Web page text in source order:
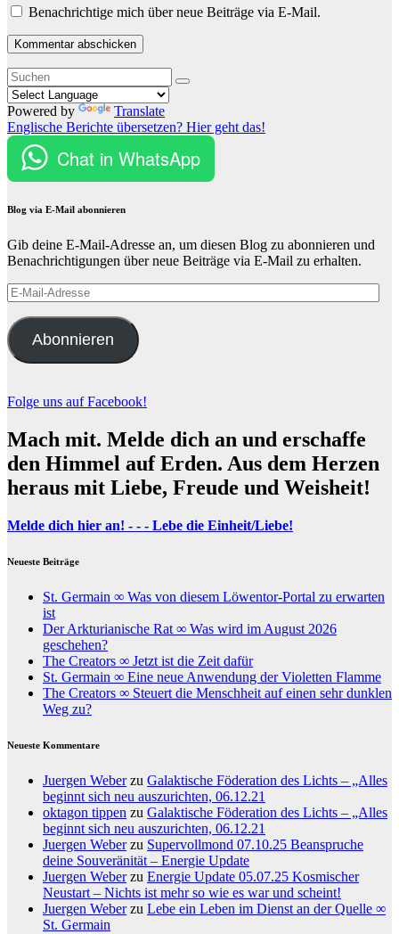
Benachrichtige mich über neue Beiträge via E-Mail.
Powered by
Translate
Englische Berichte übersetzen? Hier geht das!
Chat in WhatsApp
Blog via E-Mail abonnieren
Gib deine E-Mail-Adresse an, um diesen Blog zu abonnieren und
Benachrichtigungen über neue Beiträge via E-Mail zu erhalten.
E-
Mail-
Adresse
Abonnieren
Folge uns auf Facebook!
Mach mit. Melde dich an und erschaffe
den Himmel auf Erden. Aus dem Herzen
heraus mit Liebe, Freude und Weisheit!
Melde dich hier an! - - - Lebe die Einheit/Liebe!
Neueste Beiträge
St. Germain ∞ Was von diesem Löwentor-Portal zu erwarten
ist
Der Arkturianische Rat ∞ Was wird im August 2026
geschehen?
The Creators ∞ Jetzt ist die Zeit dafür
St. Germain ∞ Eine neue Anwendung der Violetten Flamme
The Creators ∞ Steuert die Menschheit auf einen sehr dunklen
Weg zu?
Neueste Kommentare
Juergen Weberzu Galaktische Föderation des Lichts – „Alles
beginnt sich neu auszurichten, 06.12.21
oktagon tippen zu Galaktische Föderation des Lichts – „Alles
beginnt sich neu auszurichten, 06.12.21
Juergen Weberzu Supervollmond 07.10.25 Beanspruche
deine Souveränität – Energie Update
Juergen Weberzu Energie Update 05.07.25 Kosmischer
Neustart – Nichts ist mehr so wie es war und scheint!
Juergen Weberzu Lebe ein Leben im Dienst an der Quelle ∞
St. Germain